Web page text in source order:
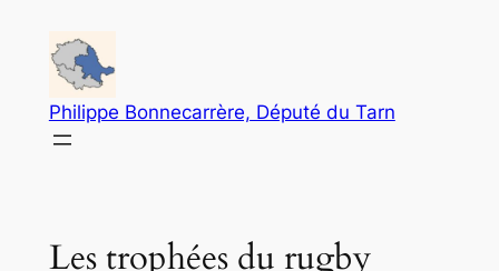
contenu
Philippe Bonnecarrère, Député du Tarn
Les trophées du rugby